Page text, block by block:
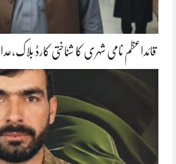
قائداعظم نامی شہری کا شناختی کارڈ